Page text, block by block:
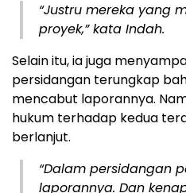
“Justru mereka yang
proyek,” kata Indah.
Selain itu, ia juga
persidangan terungkap
mencabut laporannya.
hukum terhadap kedua
berlanjut.
“Dalam persidangan
laporannya. Dan